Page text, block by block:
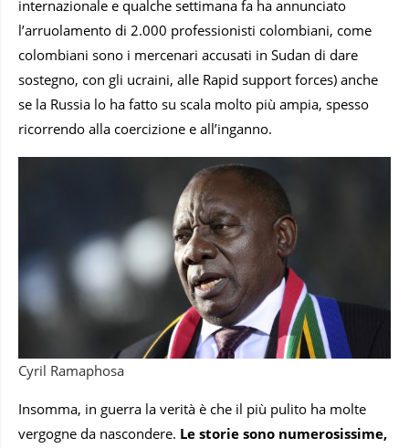
internazionale e qualche settimana fa ha annunciato
l’arruolamento di 2.000 professionisti colombiani, come
colombiani sono i mercenari accusati in Sudan di dare
sostegno, con gli ucraini, alle Rapid support forces) anche
se la Russia lo ha fatto su scala molto più ampia, spesso
ricorrendo alla coercizione e all’inganno.
Cyril Ramaphosa
Insomma, in guerra la verità è che il più pulito ha molte
vergogne da nascondere. Le storie sono numerosissime,